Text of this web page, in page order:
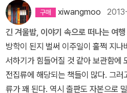
둘을 떨치고 도망가는 길인데 왜 그걸
진 사소하다면 사소한 사건 하나로 인
를 다루고 있다. 북경에서 나비 한 마
이 일어나는 것과 비슷하다. 등장인
흑인 목사 베이컨이 사건에 개입한다
꾼 비슷한 캐릭터. 흑인 집단 거주지
미하루키.* 2020년 개봉한 영화로
지음, 오수연 옮김 / 녹색광선 /
도스 섬에 있는 동안 거의 신문을 읽지
으로 나가 일광욕을 하고, 구시가지를
하루 종일 책을 읽었다.[감정교육]과
들을 닥치는 대로 읽었다. - 404쪽귀
수께끼가 있었던 모양이다. 누군들 그
중에 추억이란 이름으로 평생 따라다
드 포드, <독립기념일> 40대 이혼남
흠뻑 빠질 미국식 홈드라마. 독립기
판을 앞에 둔 십대 아들과 미국 프로
을 세워, 전처의 현 남편 집에 가서,
관없이 다가오는 지방선거에 한 명이
할 수 없다는 것. 바람 한 번 잘못 피웠
한 몰락으로 걸어 들어가는 남자의
선의 정치체제가 아니다.3. 잉고 슐
루어 식상한 점은 있으나 작가가 잉
다른 삶을 살아야 했던 가족 이야기라
이다. 욕망이 클수록 스토리의 규모도 커진다. .....커다란 욕망 속에
는 스토리의 극적 효과를 증폭시키는
심 인물은 단지 무언가를 갈망하기만
게 원한 나머지 그 목표를 이루려는
하거나 파괴당할 정도가 되어야 한다.” 피터 루비는 “주인공이 어
사람인가는 상당 부분 그를 저지하는
xiwangmoo
긴 겨울밤, 이야기 속으로 떠나는 여행
방학이 된지 벌써 이주일이 훌쩍 지
서하기가 힘들어질 것 같아 보관함에
전집류에 해당되는 책들이 많다. 그러
류가 꽤 된다. 역시 출판도 자본으로